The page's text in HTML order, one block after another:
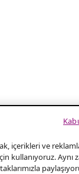
içerikleri ve
kullanıyoruz. Aynı